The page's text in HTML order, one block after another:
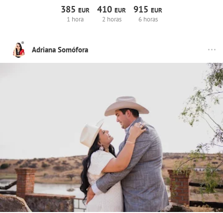
385 EUR
1 hora
410 EUR
2 horas
915 EUR
6 horas
Adriana Somófora